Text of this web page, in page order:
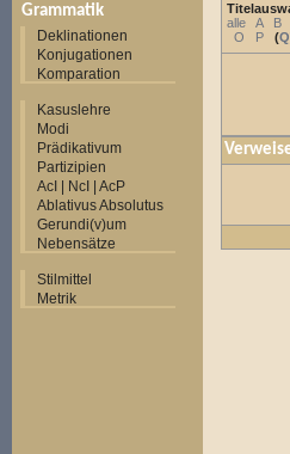
Grammatik
Deklinationen
Konjugationen
Komparation
Kasuslehre
Modi
Prädikativum
Partizipien
AcI | NcI | AcP
Ablativus Absolutus
Gerundi(v)um
Nebensätze
Stilmittel
Metrik
alle
A B
O
P (Q